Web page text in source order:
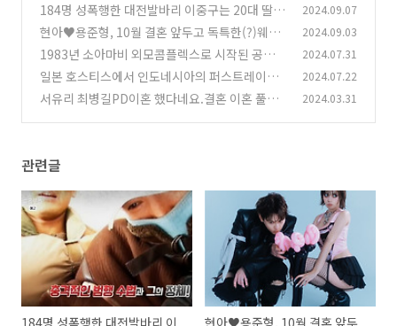
184명 성폭행한 대전발바리 이중구는 20대 딸을
둔 자상한 아빠였다!? (11)
2024.09.07
현아♥용준형, 10월 결혼 앞두고 독특한(?)웨딩
화보 공개! 🎉
(26)
2024.09.03
1983년 소아마비 외모콤플렉스로 시작된 공주판
살인의 추억 연쇄살인범 강창구
(52)
2024.07.31
일본 호스티스에서 인도네시아의 퍼스트레이디
까지! <데비 수카르노>의 파란만장한 일생
(87)
2024.07.22
서유리 최병길PD이혼 했다네요.결혼 이혼 풀스
2024.03.31
관련글